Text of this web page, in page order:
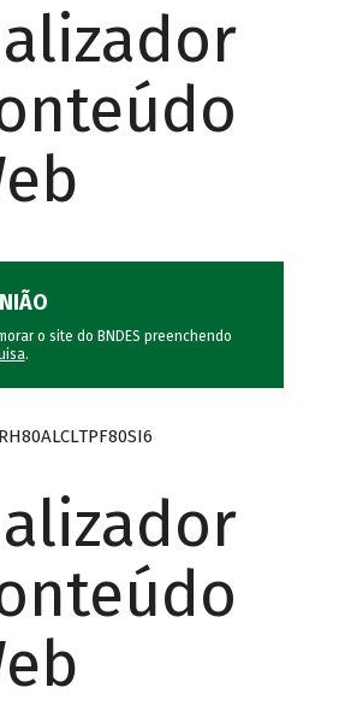
o site do BNDES preenchendo
.